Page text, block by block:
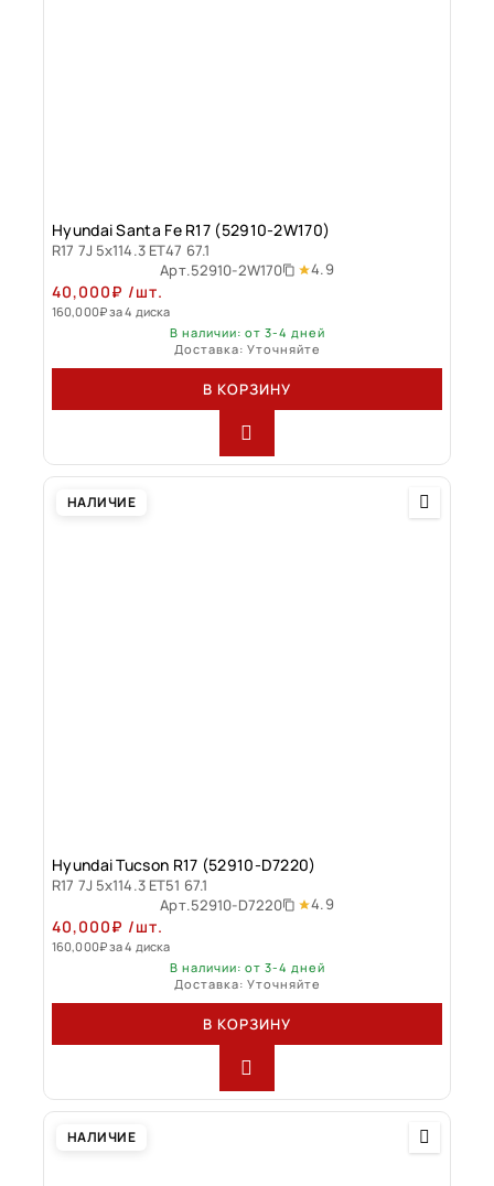
Hyundai Santa Fe R17 (52910-2W170)
R17 7J 5x114.3 ET47 67.1
Арт.52910-2W170 4.9
40,000₽ /шт.
160,000₽за 4 диска
В наличии: от 3-4 дней
Доставка: Уточняйте
В КОРЗИНУ
НАЛИЧИЕ
Hyundai Tucson R17 (52910-D7220)
R17 7J 5x114.3 ET51 67.1
Арт.52910-D7220 4.9
40,000₽ /шт.
160,000₽за 4 диска
В наличии: от 3-4 дней
Доставка: Уточняйте
В КОРЗИНУ
НАЛИЧИЕ